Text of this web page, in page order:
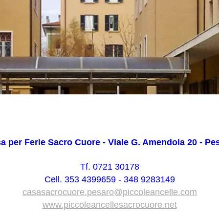
per Ferie Sacro Cuore - Viale G. Amendola 20 -
Tf. 0721 30178
Cell. 353 4399659 - 348 9283149
casasacrocuore.pesaro@piccoleancelle.com
www.piccoleancellesacrocuore.net